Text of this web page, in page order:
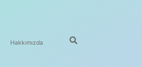
Hakkımızda